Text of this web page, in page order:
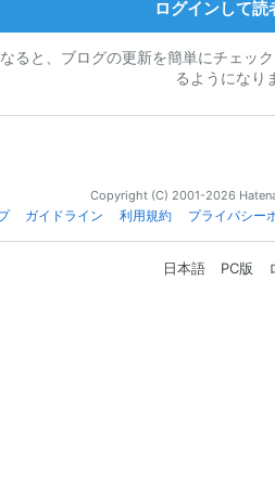
ログインして読
ると、ブログの更新を簡単にチェッ
るようになり
Copyright (C) 2001-2026
ガイドライン 利用規約 プライバシー
日本語 PC版